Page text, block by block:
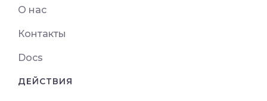
О нас
Контакты
Docs
ДЕЙСТВИЯ